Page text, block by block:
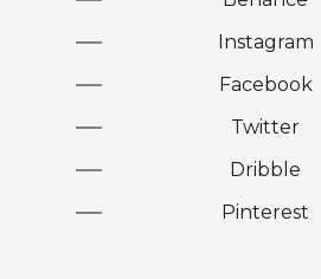
Instagram
Facebook
Twitter
Dribble
Pinterest